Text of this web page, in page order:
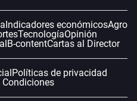
Indicadores económicosAgro
TecnologíaOpinión
B-contentCartas al Director
Políticas de privacidad